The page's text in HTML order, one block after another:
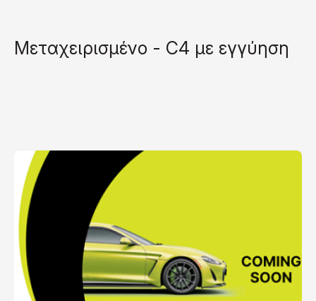
Μεταχειρισμένο - C4 με εγγύηση